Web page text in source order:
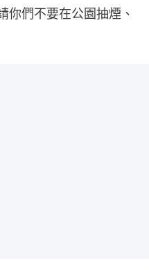
你們不要在公園抽煙、